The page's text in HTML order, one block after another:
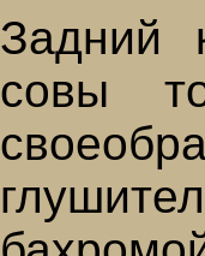
Задний
совы